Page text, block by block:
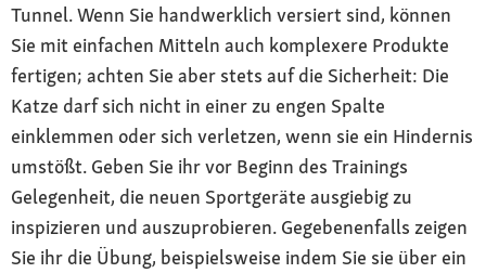
Tunnel. Wenn Sie handwerklich versiert sind, können
Sie mit einfachen Mitteln auch komplexere Produkte
fertigen; achten Sie aber stets auf die Sicherheit: Die
Katze darf sich nicht in einer zu engen Spalte
einklemmen oder sich verletzen, wenn sie ein Hindernis
umstößt. Geben Sie ihr vor Beginn des Trainings
Gelegenheit, die neuen Sportgeräte ausgiebig zu
inspizieren und auszuprobieren. Gegebenenfalls zeigen
Sie ihr die Übung, beispielsweise indem Sie sie über ein